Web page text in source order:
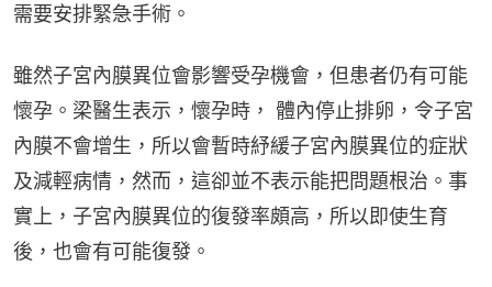
需要安排緊急手術。
雖然子宮內膜異位會影響受孕機會，但患者仍有可能
懷孕。梁醫生表示，懷孕時， 體內停止排卵，令子宮
內膜不會增生，所以會暫時紓緩子宮內膜異位的症狀
及減輕病情，然而，這卻並不表示能把問題根治。事
實上，子宮內膜異位的復發率頗高，所以即使生育
後，也會有可能復發。